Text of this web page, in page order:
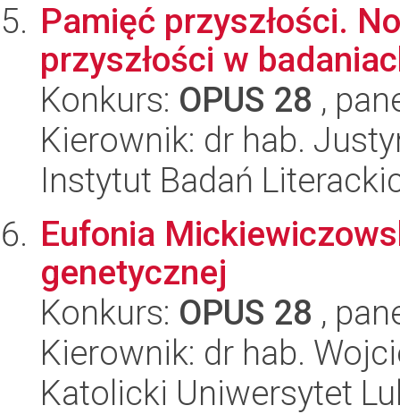
Pamięć przyszłości.
przyszłości w
Konkurs: OPUS 28 ,
Kierownik: dr hab.
Instytut Badań
Eufonia
genetycznej
Konkurs: OPUS 28 ,
Kierownik: dr hab.
Katolicki Uniwersytet